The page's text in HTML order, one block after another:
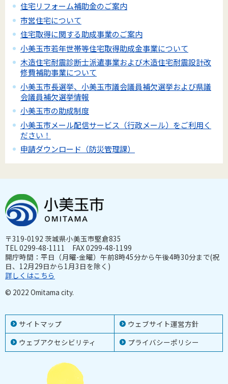
住宅リフォーム補助金のご案内
市営住宅について
住宅取得に関する助成事業のご案内
小美玉市若年世帯等住宅取得助成金事業について
木造住宅耐震診断士派遣事業および木造住宅耐震設計改
修費補助事業について
小美玉市長選挙、小美玉市議会議員補欠選挙および県議
会議員補欠選挙情報
小美玉市の助成制度
小美玉市メール配信サービス（行政メール）をご利用く
ださい！
申請ダウンロード（防災管理課）
サイトマップ
ウェブサイト運営方針
ウェブアクセシビリティ
プライバシーポリシー
〒319-0192 茨城県小美玉市堅倉835
TEL 0299-48-1111 FAX 0299-48-1199
開庁時間：平日（月曜-金曜）午前8時45分から午後4時30分まで(祝
日、12月29日から1月3日を除く)
詳しくはこちら
© 2022 Omitama city.